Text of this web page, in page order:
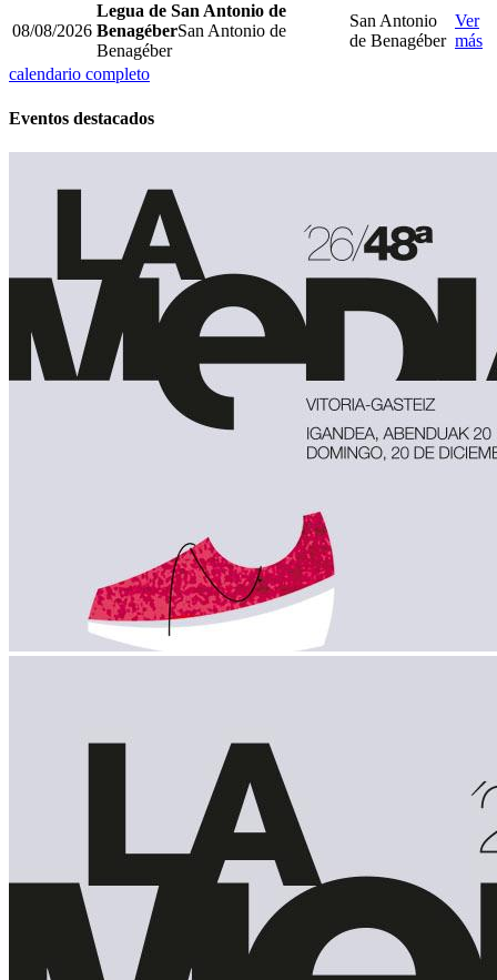
08/08/2026
Legua de San Antonio de
BenagéberSan Antonio de
Benagéber
San Antonio
de Benagéber
Ver
más
calendario completo
Eventos destacados